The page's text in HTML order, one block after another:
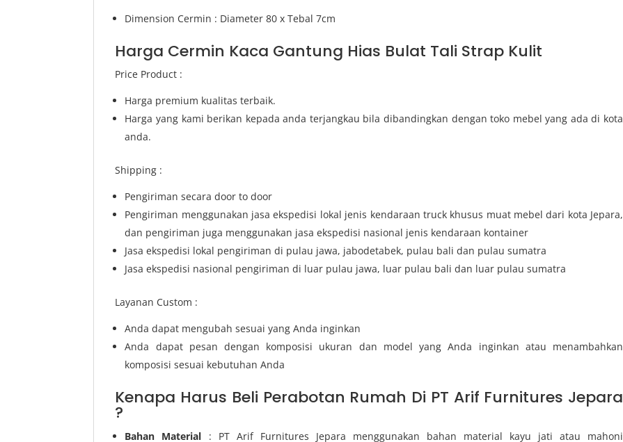
Dimension Cermin : Diameter 80 x Tebal 7cm
Harga Cermin Kaca Gantung Hias Bulat Tali Strap Kulit
Price Product :
Harga premium kualitas terbaik.
Harga yang kami berikan kepada anda terjangkau bila dibandingkan dengan toko mebel yang ada di kota
anda.
Shipping :
Pengiriman secara door to door
Pengiriman menggunakan jasa ekspedisi lokal jenis kendaraan truck khusus muat mebel dari kota Jepara,
dan pengiriman juga menggunakan jasa ekspedisi nasional jenis kendaraan kontainer
Jasa ekspedisi lokal pengiriman di pulau jawa, jabodetabek, pulau bali dan pulau sumatra
Jasa ekspedisi nasional pengiriman di luar pulau jawa, luar pulau bali dan luar pulau sumatra
Layanan Custom :
Anda dapat mengubah sesuai yang Anda inginkan
Anda dapat pesan dengan komposisi ukuran dan model yang Anda inginkan atau menambahkan
komposisi sesuai kebutuhan Anda
Kenapa Harus Beli Perabotan Rumah Di PT Arif Furnitures Jepara
?
Bahan Material : PT Arif Furnitures Jepara menggunakan bahan material kayu jati atau mahoni